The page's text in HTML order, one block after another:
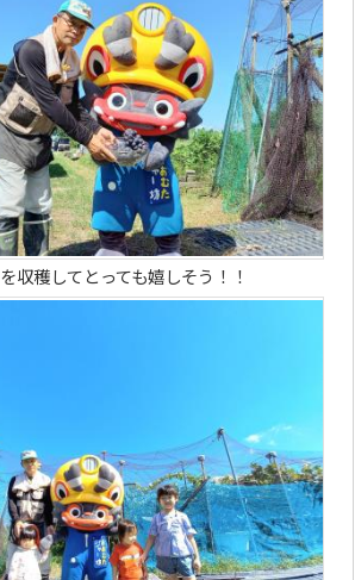
収穫してとっても嬉しそう！！